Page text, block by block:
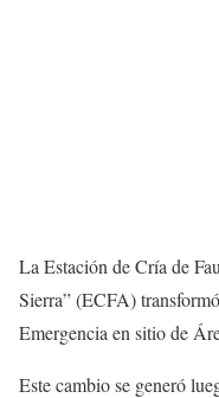
La Estación de Cría de
Sierra” (ECFA)
Emergencia en sitio de
Este cambio se generó